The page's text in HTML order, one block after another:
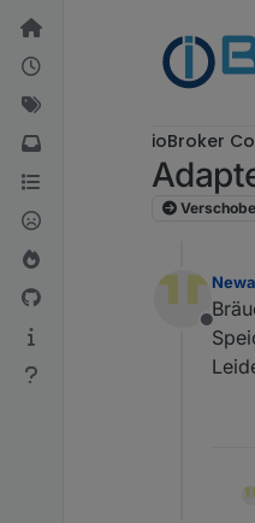
Weiter zum Inhalt
ioBroker